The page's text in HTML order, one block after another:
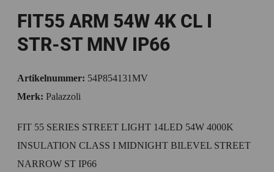
FIT55 ARM 54W 4K CL I
STR-ST MNV IP66
Artikelnummer: 54P854131MV
Merk: Palazzoli
FIT 55 SERIES STREET LIGHT 14LED 54W 4000K
INSULATION CLASS I MIDNIGHT BILEVEL STREET
NARROW ST IP66